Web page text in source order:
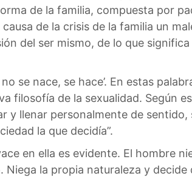
de la familia, compuesta por
de la crisis de la familia un
del ser mismo, de lo que
se nace, se hace’. En estas
filosofía de la sexualidad. Según
y llenar personalmente de sentido,
la que decidía”.
en ella es evidente. El hombre
la propia naturaleza y decide